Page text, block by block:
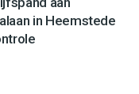
in Heemstede